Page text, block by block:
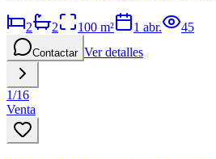
2 2 100 m² 1 abr. 45
Contactar Ver detalles
1/16
Venta